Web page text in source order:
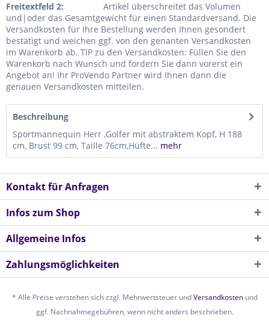
Freitextfeld 2:
Artikel überschreitet das Volumen
und|oder das Gesamtgewicht für einen Standardversand. Die
Versandkosten für Ihre Bestellung werden Ihnen gesondert
bestätigt und weichen ggf. von den genanten Versandkosten
im Warenkorb ab. TIP zu den Versandkosten: Füllen Sie den
Warenkorb nach Wunsch und fordern Sie dann vorerst ein
Angebot an! Ihr ProVendo Partner wird Ihnen dann die
genauen Versandkosten mitteilen.
Beschreibung
Sportmannequin Herr ,Golfer mit abstraktem Kopf, H 188
cm, Brust 99 cm, Taille 76cm,Hüfte... mehr
Kontakt für Anfragen
Infos zum Shop
Allgemeine Infos
Zahlungsmöglichkeiten
* Alle Preise verstehen sich zzgl. Mehrwertsteuer undVersandkostenund
ggf. Nachnahmegebühren, wenn nicht anders beschrieben.